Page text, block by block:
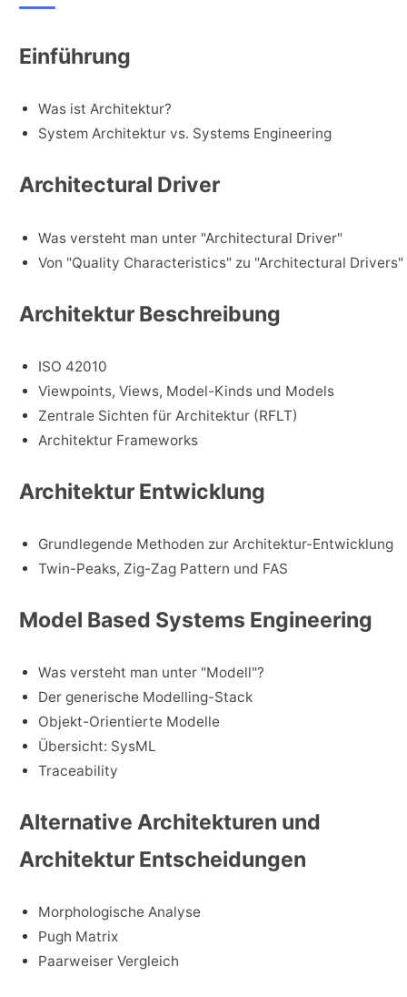
Einführung
Was ist Architektur?
System Architektur vs. Systems Engineering
Architectural Driver
Was versteht man unter "Architectural Driver"
Von "Quality Characteristics" zu "Architectural Drivers"
Architektur Beschreibung
ISO 42010
Viewpoints, Views, Model-Kinds und Models
Zentrale Sichten für Architektur (RFLT)
Architektur Frameworks
Architektur Entwicklung
Grundlegende Methoden zur Architektur-Entwicklung
Twin-Peaks, Zig-Zag Pattern und FAS
Model Based Systems Engineering
Was versteht man unter "Modell"?
Der generische Modelling-Stack
Objekt-Orientierte Modelle
Übersicht: SysML
Traceability
Alternative Architekturen und
Architektur Entscheidungen
Morphologische Analyse
Pugh Matrix
Paarweiser Vergleich